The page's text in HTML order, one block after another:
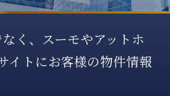
く、スーモやアットホ
イトにお客様の物件情報